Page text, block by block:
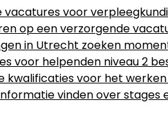
vacatures voor
op een verzorgende
in Utrecht zoeken
voor helpenden niveau 2
kwalificaties voor het
vinden over